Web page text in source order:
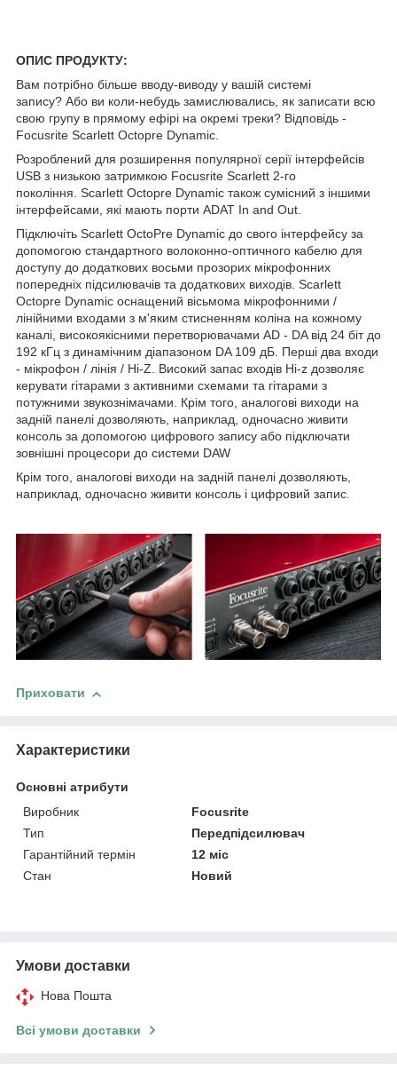
ОПИС ПРОДУКТУ:
Вам потрібно більше вводу-виводу у вашій системі
запису? Або ви коли-небудь замислювались, як записати всю
свою групу в прямому ефірі на окремі треки? Відповідь -
Focusrite Scarlett Octopre Dynamic.
Розроблений для розширення популярної серії інтерфейсів
USB з низькою затримкою Focusrite Scarlett 2-го
покоління. Scarlett Octopre Dynamic також сумісний з іншими
інтерфейсами, які мають порти ADAT In and Out.
Підключіть Scarlett OctoPre Dynamic до свого інтерфейсу за
допомогою стандартного волоконно-оптичного кабелю для
доступу до додаткових восьми прозорих мікрофонних
попередніх підсилювачів та додаткових виходів. Scarlett
Octopre Dynamic оснащений вісьмома мікрофонними /
лінійними входами з м'яким стисненням коліна на кожному
каналі, високоякісними перетворювачами AD - DA від 24 біт до
192 кГц з динамічним діапазоном DA 109 дБ. Перші два входи
- мікрофон / лінія / Hi-Z. Високий запас входів Hi-z дозволяє
керувати гітарами з активними схемами та гітарами з
потужними звукознімачами. Крім того, аналогові виходи на
задній панелі дозволяють, наприклад, одночасно живити
консоль за допомогою цифрового запису або підключати
зовнішні процесори до системи DAW
Крім того, аналогові виходи на задній панелі дозволяють,
наприклад, одночасно живити консоль і цифровий запис.
Приховати
Характеристики
Основні атрибути
Виробник
Focusrite
Тип
Передпідсилювач
Гарантійний термін
12 міс
Стан
Новий
Умови доставки
Нова Пошта
Всі умови доставки